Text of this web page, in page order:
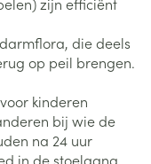
die deels
op peil brengen.
kinderen
bij wie de
na 24 uur
in de stoelgang